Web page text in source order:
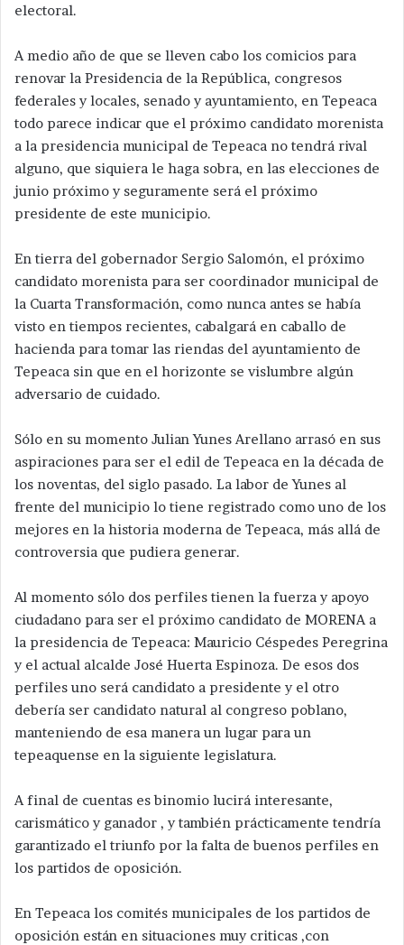
electoral.
A medio año de que se lleven cabo los comicios para
renovar la Presidencia de la República, congresos
federales y locales, senado y ayuntamiento, en Tepeaca
todo parece indicar que el próximo candidato morenista
a la presidencia municipal de Tepeaca no tendrá rival
alguno, que siquiera le haga sobra, en las elecciones de
junio próximo y seguramente será el próximo
presidente de este municipio.
En tierra del gobernador Sergio Salomón, el próximo
candidato morenista para ser coordinador municipal de
la Cuarta Transformación, como nunca antes se había
visto en tiempos recientes, cabalgará en caballo de
hacienda para tomar las riendas del ayuntamiento de
Tepeaca sin que en el horizonte se vislumbre algún
adversario de cuidado.
Sólo en su momento Julian Yunes Arellano arrasó en sus
aspiraciones para ser el edil de Tepeaca en la década de
los noventas, del siglo pasado. La labor de Yunes al
frente del municipio lo tiene registrado como uno de los
mejores en la historia moderna de Tepeaca, más allá de
controversia que pudiera generar.
Al momento sólo dos perfiles tienen la fuerza y apoyo
ciudadano para ser el próximo candidato de MORENA a
la presidencia de Tepeaca: Mauricio Céspedes Peregrina
y el actual alcalde José Huerta Espinoza. De esos dos
perfiles uno será candidato a presidente y el otro
debería ser candidato natural al congreso poblano,
manteniendo de esa manera un lugar para un
tepeaquense en la siguiente legislatura.
A final de cuentas es binomio lucirá interesante,
carismático y ganador , y también prácticamente tendría
garantizado el triunfo por la falta de buenos perfiles en
los partidos de oposición.
En Tepeaca los comités municipales de los partidos de
oposición están en situaciones muy criticas ,con